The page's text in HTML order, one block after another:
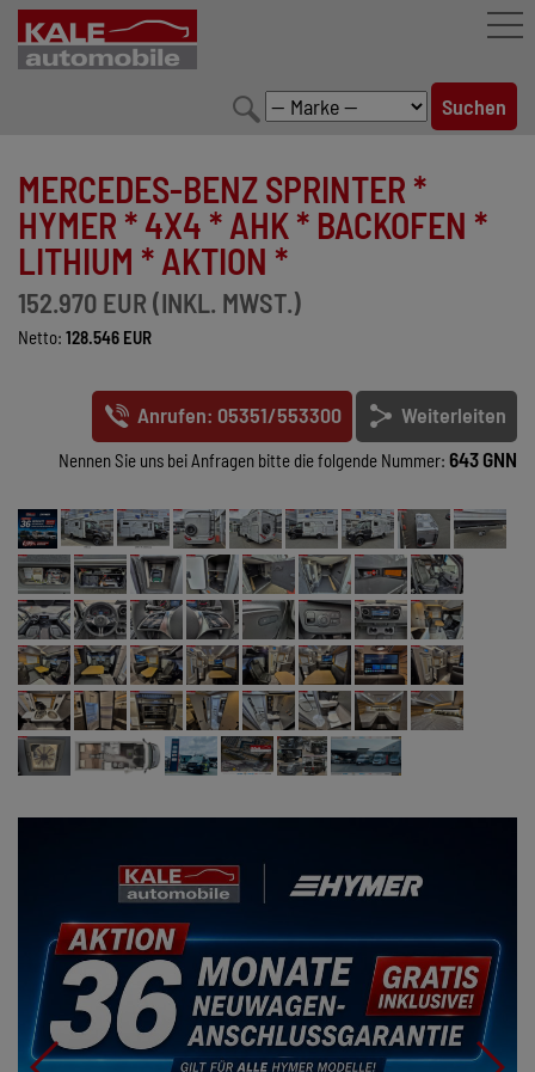
LEISTUNGEN
KONFIGURATOR
MARKENWELT
KONTAKT
MERCEDES-BENZ SPRINTER *
HYMER * 4X4 * AHK * BACKOFEN *
LITHIUM * AKTION *
152.970 EUR (INKL. MWST.)
Netto: 128.546 EUR
Anrufen: 05351/553300 Weiterleiten
Nennen Sie uns bei Anfragen bitte die folgende Nummer: 643 GNN